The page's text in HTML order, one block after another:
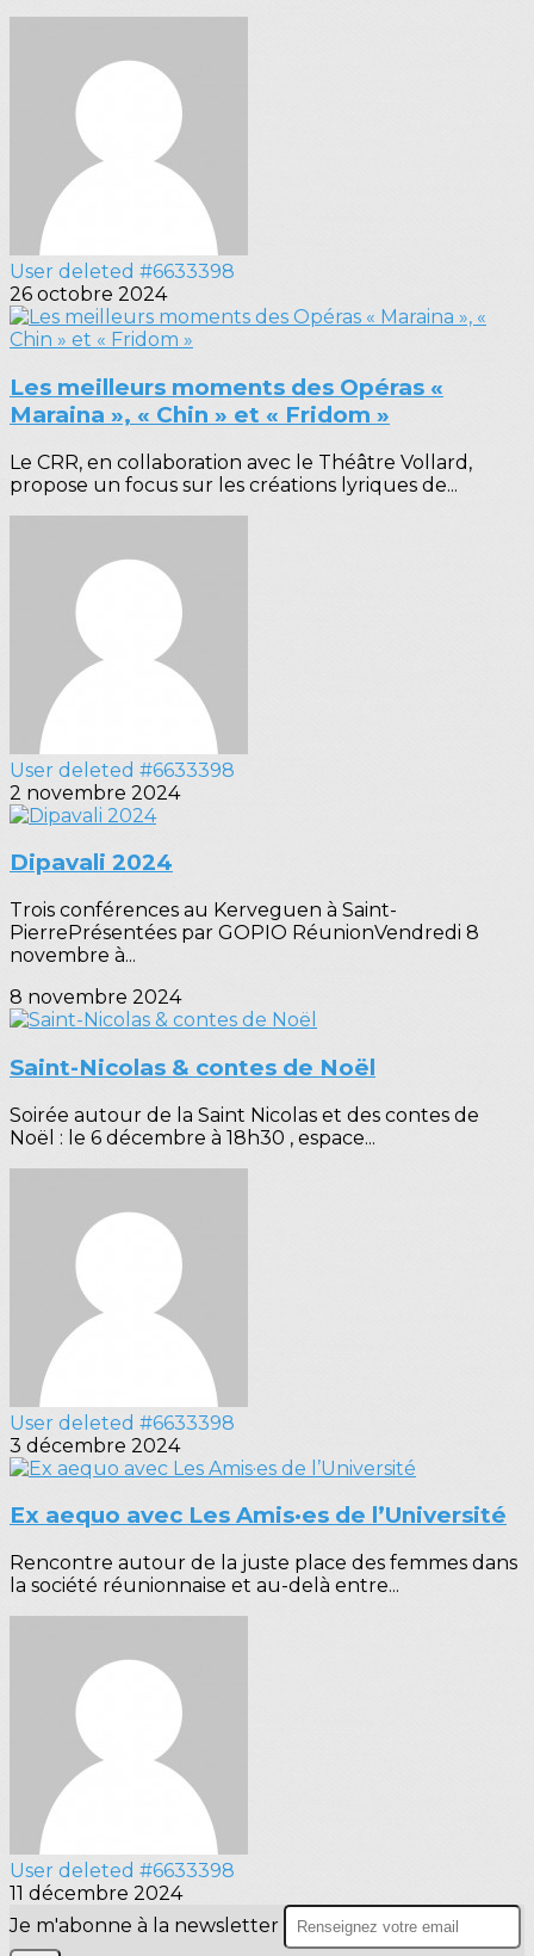
User deleted #6633398
26 octobre 2024
Les meilleurs moments des Opéras «
Maraina », « Chin » et « Fridom »
Le CRR, en collaboration avec le Théâtre Vollard,
propose un focus sur les créations lyriques de...
User deleted #6633398
2 novembre 2024
Dipavali 2024
Trois conférences au Kerveguen à Saint-
PierrePrésentées par GOPIO RéunionVendredi 8
novembre à...
8 novembre 2024
Saint-Nicolas & contes de Noël
Soirée autour de la Saint Nicolas et des contes de
Noël : le 6 décembre à 18h30 , espace...
User deleted #6633398
3 décembre 2024
Ex aequo avec Les Amis·es de l’Université
Rencontre autour de la juste place des femmes dans
la société réunionnaise et au-delà entre...
User deleted #6633398
11 décembre 2024
Je m'abonne à la newsletter